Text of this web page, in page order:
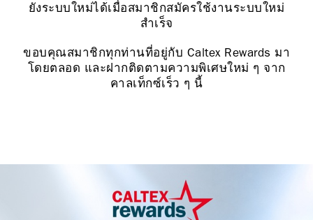
ยังระบบใหม่ได้เมื่อสมาชิกสมัครใช้งานระบบใหม่
สำเร็จ
ขอบคุณสมาชิกทุกท่านที่อยู่กับ Caltex Rewards มา
โดยตลอด และฝากติดตามความพิเศษใหม่ ๆ จาก
คาลเท็กซ์เร็ว ๆ นี้